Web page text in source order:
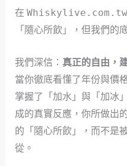
在 Whiskylive.com.tw
「隨心所飲」，但我們的
我們深信： 真正的自由，
當你徹底看懂了年份與價
掌握了「加水」與「加冰
成的真實反應，你所做出
的「隨心所飲」，而不是
從。